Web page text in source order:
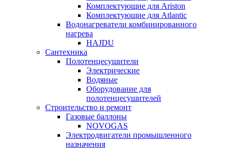
Комплектующие для Ariston
Комплектующие для Atlantic
Водонагреватели комбинированного
нагрева
HAJDU
Сантехника
Полотенцесушители
Электрические
Водяные
Оборудование для
полотенцесушителей
Строительство и ремонт
Газовые баллоны
NOVOGAS
Электродвигатели промышленного
назначения